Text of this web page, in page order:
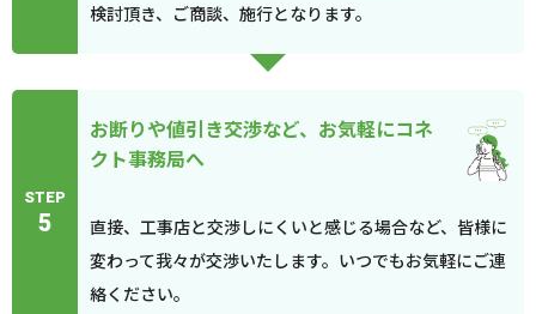
検討頂き、ご商談、施行となります。
STEP
5
お断りや値引き交渉など、お気軽にコネ
クト事務局へ
直接、工事店と交渉しにくいと感じる場合など、皆様に
変わって我々が交渉いたします。いつでもお気軽にご連
絡ください。